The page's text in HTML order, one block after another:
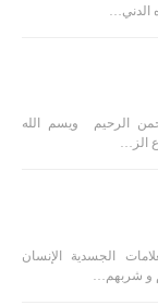
الدني…
الرحيم ويسم الله
الز…
الجسدية الإنسان
و شربهم…